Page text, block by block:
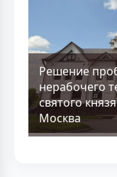
Решение
нерабочего
святого
Москва